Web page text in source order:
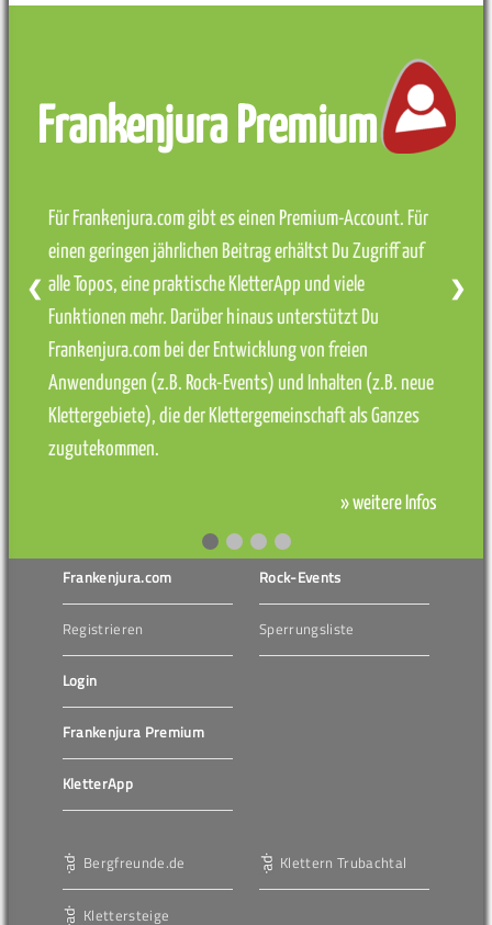
Frankenjura Premium
Für Frankenjura.com gibt es einen Premium-Account. Für
einen geringen jährlichen Beitrag erhältst Du Zugriff auf
alle Topos, eine praktische KletterApp und viele
Funktionen mehr. Darüber hinaus unterstützt Du
Frankenjura.com bei der Entwicklung von freien
Anwendungen (z.B. Rock-Events) und Inhalten (z.B. neue
Klettergebiete), die der Klettergemeinschaft als Ganzes
zugutekommen.
» weitere Infos
❮ ❯
Frankenjura.com
Registrieren
Login
Frankenjura Premium
KletterApp
Rock-Events
Sperrungsliste
Bergfreunde.de
Klettersteige
Klettern Trubachtal